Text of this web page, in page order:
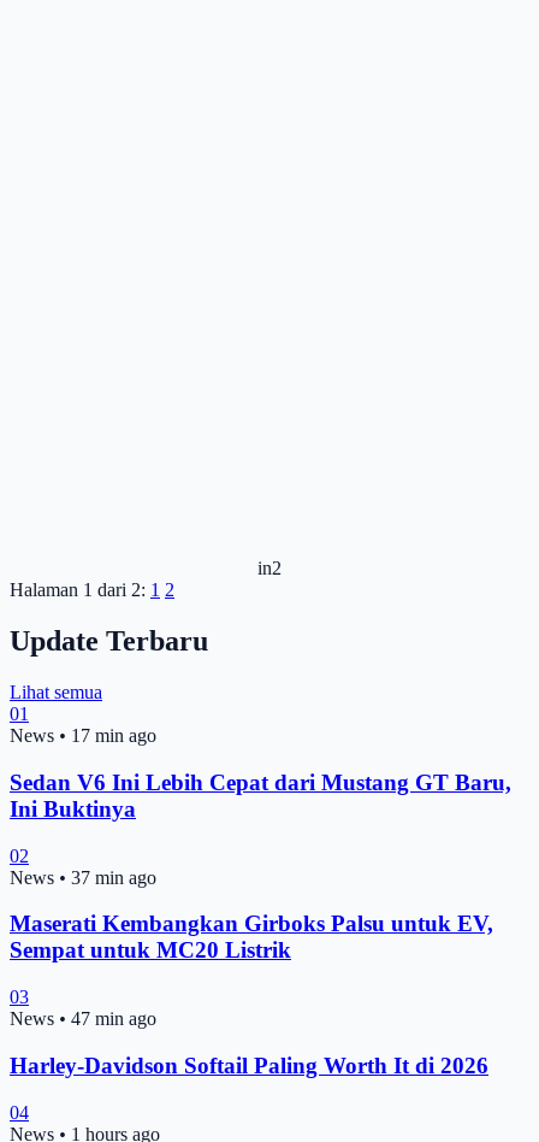
in2
Halaman 1 dari 2: 1 2
Update Terbaru
Lihat semua
01
News • 17 min ago
Sedan V6 Ini Lebih Cepat dari Mustang GT Baru,
Ini Buktinya
02
News • 37 min ago
Maserati Kembangkan Girboks Palsu untuk EV,
Sempat untuk MC20 Listrik
03
News • 47 min ago
Harley-Davidson Softail Paling Worth It di 2026
04
News • 1 hours ago